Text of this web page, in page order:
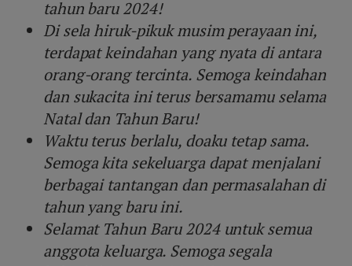
tahun baru 2024!
Di sela hiruk-pikuk musim perayaan ini,
terdapat keindahan yang nyata di antara
orang-orang tercinta. Semoga keindahan
dan sukacita ini terus bersamamu selama
Natal dan Tahun Baru!
Waktu terus berlalu, doaku tetap sama.
Semoga kita sekeluarga dapat menjalani
berbagai tantangan dan permasalahan di
tahun yang baru ini.
Selamat Tahun Baru 2024 untuk semua
anggota keluarga. Semoga segala